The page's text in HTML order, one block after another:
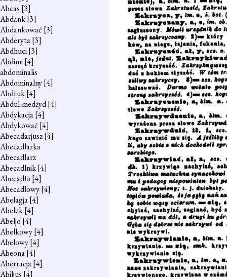
Abcas [3]
Abdank[3]
Abdankować [3]
Abderyta[3]
Abdhuci[3]
Abdimi[4]
abdominalis
Abdominalny[4]
Abdruk[4]
Abdul-medżyd[4]
Abdykacja[4]
Abdykować [4]
Abecadarjusz[4]
Abecadlarka
Abecadlarz
Abecadlnik[4]
Abecadło [4]
Abecadłowy[4]
Abelagja[4]
Abelek[4]
Abeljo [4]
Abelkowy[4]
Abelowy[4]
Abeona[4]
Aberracja[4]
Abiljus [4]